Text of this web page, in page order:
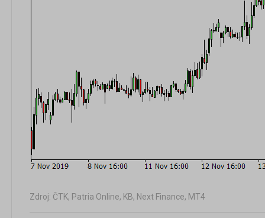
Zdroj: ČTK, Patria Online, KB, Next Finance, MT4